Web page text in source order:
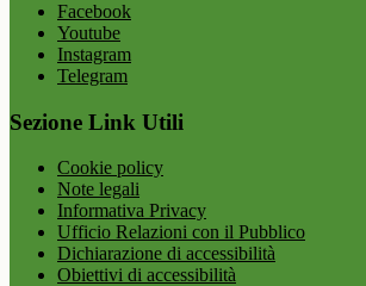
Facebook
Youtube
Instagram
Telegram
Sezione Link Utili
Cookie policy
Note legali
Informativa Privacy
Ufficio Relazioni con il Pubblico
Dichiarazione di accessibilità
Obiettivi di accessibilità